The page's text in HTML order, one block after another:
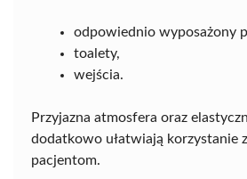
odpowiednio wyposażony
toalety,
wejścia.
Przyjazna atmosfera oraz
dodatkowo ułatwiają korzystanie
pacjentom.